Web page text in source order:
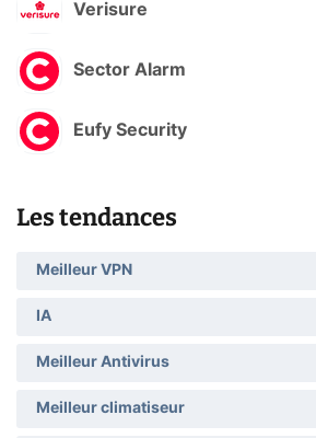
Verisure
Sector Alarm
Eufy Security
Les tendances
Meilleur VPN
IA
Meilleur Antivirus
Meilleur climatiseur